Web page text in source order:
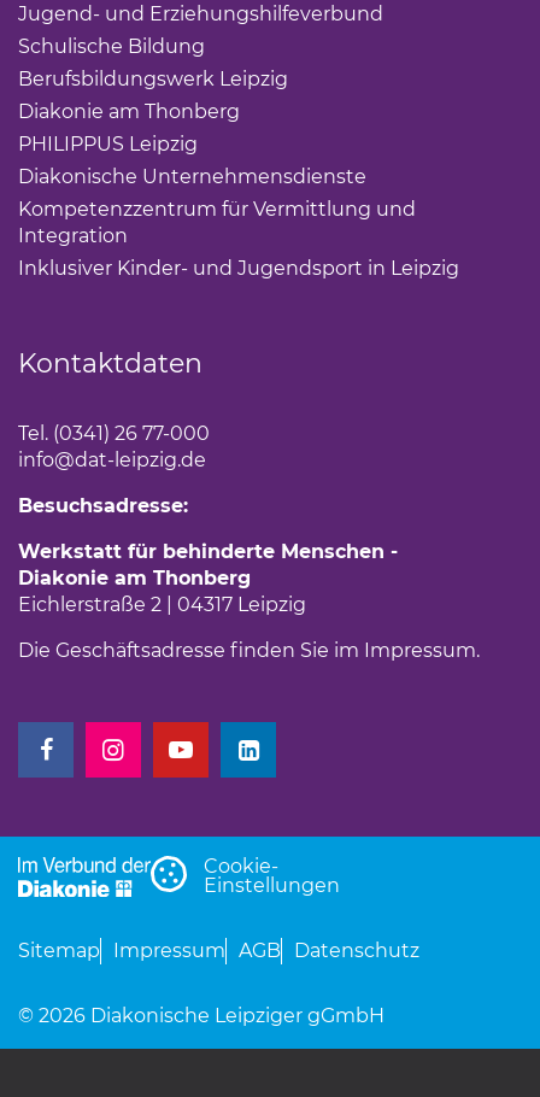
Jugend- und Erziehungshilfeverbund
Schulische Bildung
Berufsbildungswerk Leipzig
Diakonie am Thonberg
PHILIPPUS Leipzig
Diakonische Unternehmensdienste
Kompetenzzentrum für Vermittlung und
Integration
Inklusiver Kinder- und Jugendsport in Leipzig
Kontaktdaten
Tel. (0341) 26 77-000
info@dat-leipzig.de
Besuchsadresse:
Werkstatt für behinderte Menschen -
Diakonie am Thonberg
Eichlerstraße 2 | 04317 Leipzig
Die Geschäftsadresse finden Sie im Impressum.
(Link öffnet einen neuen Tab)
(Link öffnet einen neuen Tab)
(Link öffnet einen neuen Tab)
(Link öffnet einen neuen Tab)
Cookie-
Einstellungen
Sitemap Impressum AGB Datenschutz
© 2026 Diakonische Leipziger gGmbH